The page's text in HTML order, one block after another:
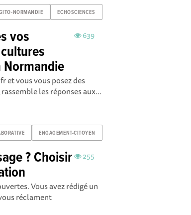
NORMANDIE ECHOSCIENCES
639
vos
et vous vous posez des
les réponses aux...
ENGAGEMENT-CITOYEN
255
? Choisir
Vous avez rédigé un
réclament